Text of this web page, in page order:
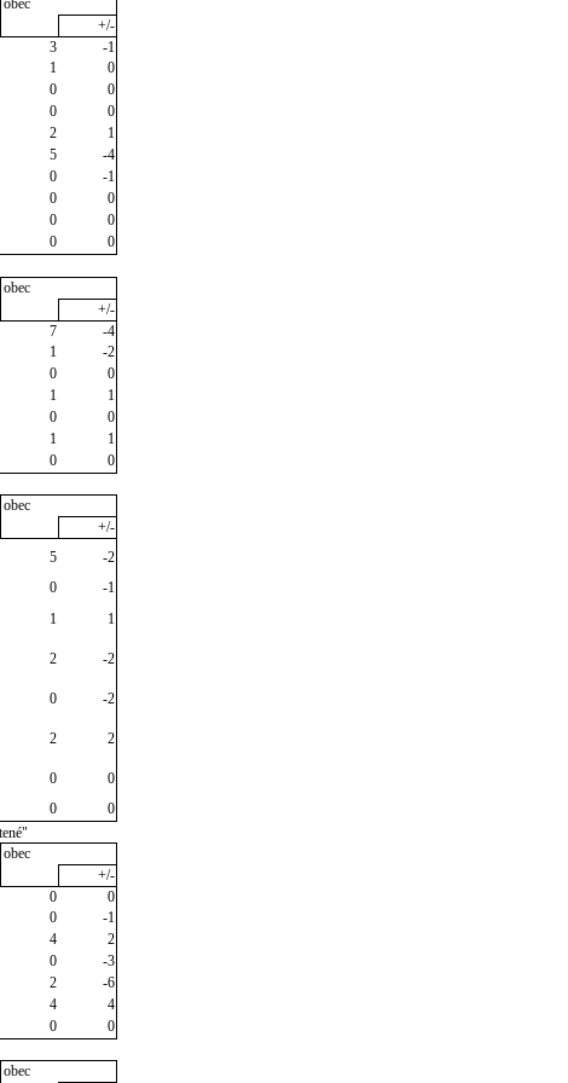
obec
+/-
3
-1
1
0
0
0
0
0
2
1
5
-4
0
-1
0
0
0
0
0
0
obec
+/-
7
-4
1
-2
0
0
1
1
0
0
1
1
0
0
obec
+/-
5
-2
0
-1
1
1
2
-2
0
-2
2
2
0
0
0
0
obec
+/-
0
0
0
-1
4
2
0
-3
2
-6
4
4
0
0
obec